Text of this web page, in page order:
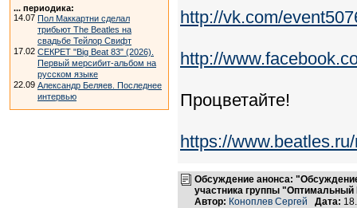
... периодика:
14.07 Пол Маккартни сделал
трибьют The Beatles на
свадьбе Тейлор Свифт
17.02 СЕКРЕТ "Big Beat 83" (2026).
Первый мерсибит-альбом на
русском языке
22.09 Александр Беляев. Последнее
интервью
http://vk.com/
http://
Процветайте!
https://
Обсуждение анонса:
участника группы
Автор: Коноплев Сергей Дата: